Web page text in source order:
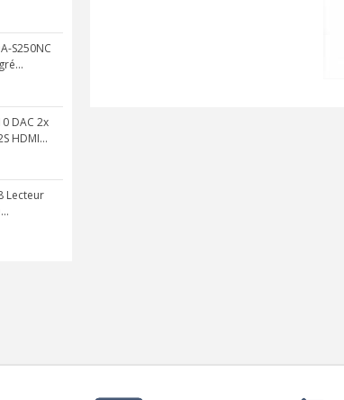
S250NC
DAC 2x
HDMI...
Lecteur